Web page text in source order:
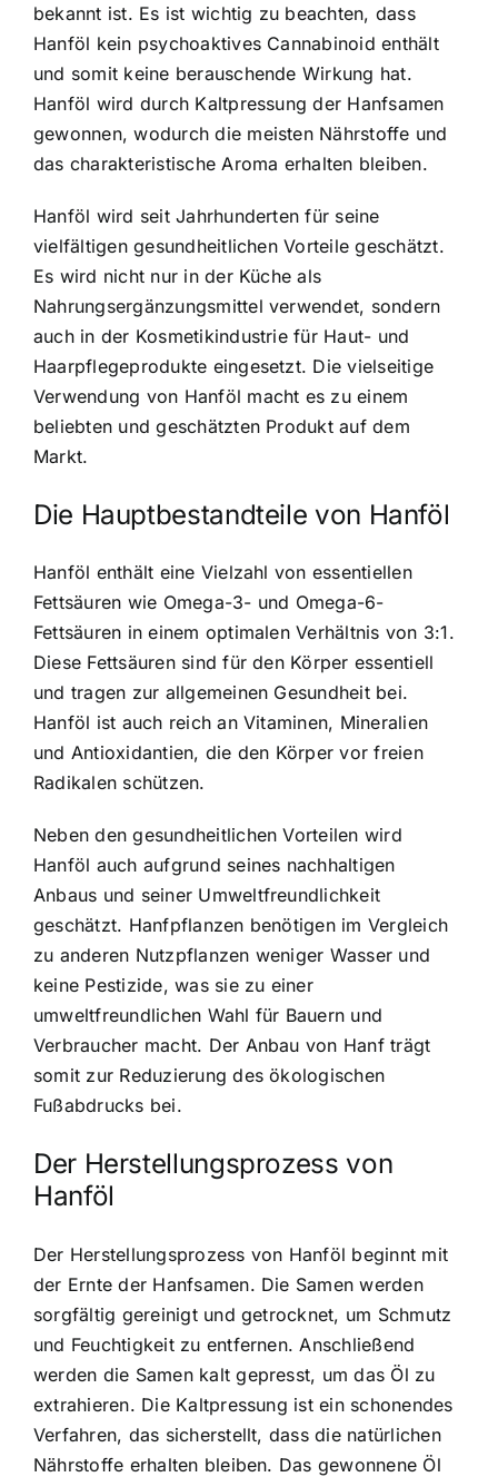
bekannt ist. Es ist wichtig zu beachten, dass
Hanföl kein psychoaktives Cannabinoid enthält
und somit keine berauschende Wirkung hat.
Hanföl wird durch Kaltpressung der Hanfsamen
gewonnen, wodurch die meisten Nährstoffe und
das charakteristische Aroma erhalten bleiben.
Hanföl wird seit Jahrhunderten für seine
vielfältigen gesundheitlichen Vorteile geschätzt.
Es wird nicht nur in der Küche als
Nahrungsergänzungsmittel verwendet, sondern
auch in der Kosmetikindustrie für Haut- und
Haarpflegeprodukte eingesetzt. Die vielseitige
Verwendung von Hanföl macht es zu einem
beliebten und geschätzten Produkt auf dem
Markt.
Die Hauptbestandteile von Hanföl
Hanföl enthält eine Vielzahl von essentiellen
Fettsäuren wie Omega-3- und Omega-6-
Fettsäuren in einem optimalen Verhältnis von 3:1.
Diese Fettsäuren sind für den Körper essentiell
und tragen zur allgemeinen Gesundheit bei.
Hanföl ist auch reich an Vitaminen, Mineralien
und Antioxidantien, die den Körper vor freien
Radikalen schützen.
Neben den gesundheitlichen Vorteilen wird
Hanföl auch aufgrund seines nachhaltigen
Anbaus und seiner Umweltfreundlichkeit
geschätzt. Hanfpflanzen benötigen im Vergleich
zu anderen Nutzpflanzen weniger Wasser und
keine Pestizide, was sie zu einer
umweltfreundlichen Wahl für Bauern und
Verbraucher macht. Der Anbau von Hanf trägt
somit zur Reduzierung des ökologischen
Fußabdrucks bei.
Der Herstellungsprozess von
Hanföl
Der Herstellungsprozess von Hanföl beginnt mit
der Ernte der Hanfsamen. Die Samen werden
sorgfältig gereinigt und getrocknet, um Schmutz
und Feuchtigkeit zu entfernen. Anschließend
werden die Samen kalt gepresst, um das Öl zu
extrahieren. Die Kaltpressung ist ein schonendes
Verfahren, das sicherstellt, dass die natürlichen
Nährstoffe erhalten bleiben. Das gewonnene Öl